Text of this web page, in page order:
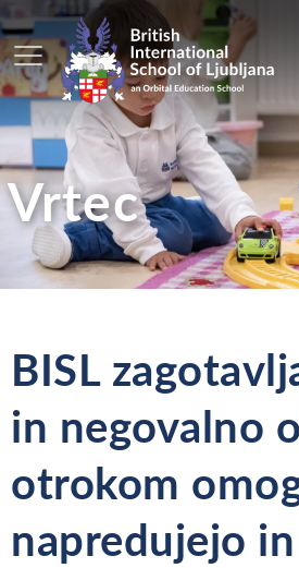
Glavni meni
Vrtec
BISL
in negovalno
otrokom
napredujejo